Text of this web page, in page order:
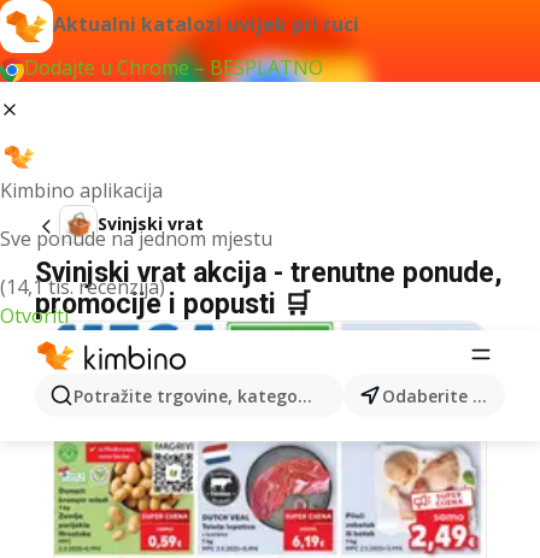
Aktualni katalozi uvijek pri ruci
Dodajte u Chrome – BESPLATNO
Kimbino aplikacija
Sve ponude na jednom mjestu
(14,1 tis. recenzija)
Otvoriti
Potražite trgovine, kategorije, proizvode... Odaberite grad
Svinjski vrat
Svinjski vrat akcija - trenutne ponude,
promocije i popusti 🛒